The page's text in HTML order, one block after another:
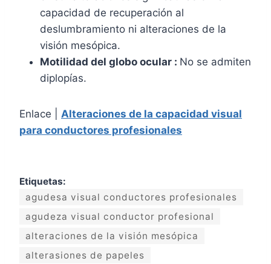
capacidad de recuperación al
deslumbramiento ni alteraciones de la
visión mesópica.
Motilidad del globo ocular : No se admiten
diplopías.
Enlace | Alteraciones de la capacidad visual
para conductores profesionales
Etiquetas:
agudesa visual conductores profesionales
agudeza visual conductor profesional
alteraciones de la visión mesópica
alterasiones de papeles